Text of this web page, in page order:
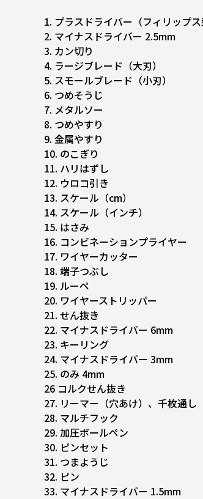
1. プラスドライバー（フィリップス
2. マイナスドライバー 2.5mm
3. カン切り
4. ラージブレード（大刃）
5. スモールブレード（小刃）
6. つめそうじ
7. メタルソー
8. つめやすり
9. 金属やすり
10. のこぎり
11. ハリはずし
12. ウロコ引き
13. スケール（cm）
14. スケール（インチ）
15. はさみ
16. コンビネーションプライヤー
17. ワイヤーカッター
18. 端子つぶし
19. ルーペ
20. ワイヤーストリッパー
21. せん抜き
22. マイナスドライバー 6mm
23. キーリング
24. マイナスドライバー 3mm
25. のみ 4mm
26 コルクせん抜き
27. リーマー（穴あけ）、千枚通し
28. マルチフック
29. 加圧ボールペン
30. ピンセット
31. つまようじ
32. ピン
33. マイナスドライバー 1.5mm